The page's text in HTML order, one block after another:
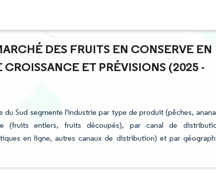
DES FRUITS EN CONSERVE EN
ET PRÉVISIONS (2025 -
Sud segmente l'industrie par type de produit (pêches,
(fruits entiers, fruits découpés), par canal de
en ligne, autres canaux de distribution) et par